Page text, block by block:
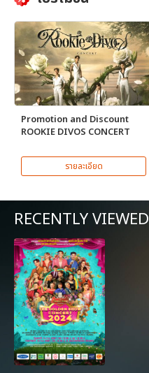
Promotion and Discount
ROOKIE DIVOS CONCERT
รายละเอียด
RECENTLY VIEWED